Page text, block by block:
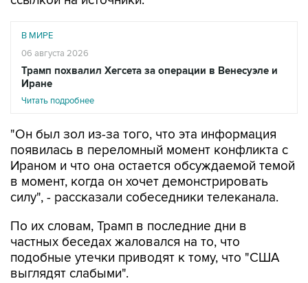
В МИРЕ
06 августа 2026
Трамп похвалил Хегсета за операции в Венесуэле и
Иране
Читать подробнее
"Он был зол из-за того, что эта информация
появилась в переломный момент конфликта с
Ираном и что она остается обсуждаемой темой
в момент, когда он хочет демонстрировать
силу", - рассказали собеседники телеканала.
По их словам, Трамп в последние дни в
частных беседах жаловался на то, что
подобные утечки приводят к тому, что "США
выглядят слабыми".